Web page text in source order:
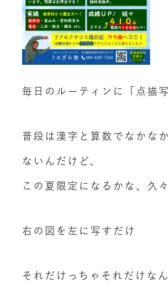
毎日のルーティンに「点描
普段は漢字と算数でなかな
ないんだけど、
この夏限定になるかな、久
右の図を左に写すだけ
それだけっちゃそれだけな